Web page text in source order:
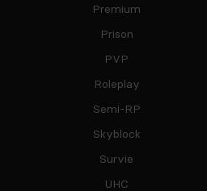
Premium
Prison
PVP
Roleplay
Semi-RP
Skyblock
Survie
UHC